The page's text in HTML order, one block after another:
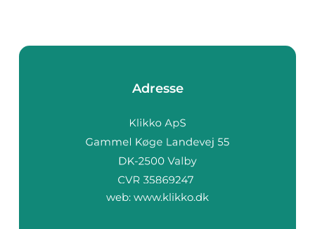
Adresse
web: www.klikko.dk